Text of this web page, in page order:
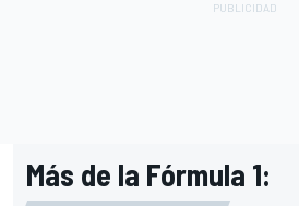
Más de la Fórmula 1: